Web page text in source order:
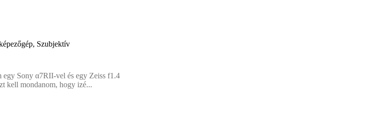
, Szubjektív
egy Sony α7RII-vel és egy Zeiss f1.4
kell mondanom, hogy izé...